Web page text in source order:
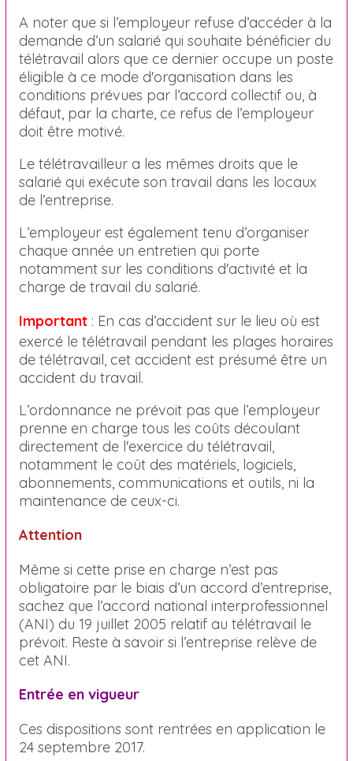
A noter que si l’employeur refuse d’accéder à la
demande d’un salarié qui souhaite bénéficier du
télétravail alors que ce dernier occupe un poste
éligible à ce mode d'organisation dans les
conditions prévues par l’accord collectif ou, à
défaut, par la charte, ce refus de l’employeur
doit être motivé.
Le télétravailleur a les mêmes droits que le
salarié qui exécute son travail dans les locaux
de l’entreprise.
L’employeur est également tenu d’organiser
chaque année un entretien qui porte
notamment sur les conditions d'activité et la
charge de travail du salarié.
Important : En cas d’accident sur le lieu où est
exercé le télétravail pendant les plages horaires
de télétravail, cet accident est présumé être un
accident du travail.
L’ordonnance ne prévoit pas que l’employeur
prenne en charge tous les coûts découlant
directement de l'exercice du télétravail,
notamment le coût des matériels, logiciels,
abonnements, communications et outils, ni la
maintenance de ceux-ci.
Attention
Même si cette prise en charge n’est pas
obligatoire par le biais d’un accord d’entreprise,
sachez que l’accord national interprofessionnel
(ANI) du 19 juillet 2005 relatif au télétravail le
prévoit. Reste à savoir si l’entreprise relève de
cet ANI.
Entrée en vigueur
Ces dispositions sont rentrées en application le
24 septembre 2017.